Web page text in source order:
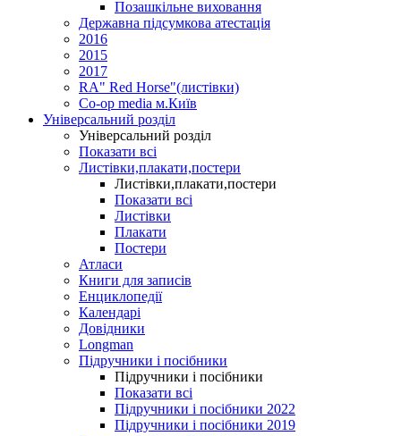
Позашкільне виховання
Державна підсумкова атестація
2016
2015
2017
RA" Red Horse"(листівки)
Co-op media м.Київ
Універсальний розділ
Універсальний розділ
Показати всі
Листівки,плакати,постери
Листівки,плакати,постери
Показати всі
Листівки
Плакати
Постери
Атласи
Книги для записів
Енциклопедії
Календарі
Довідники
Longman
Підручники і посібники
Підручники і посібники
Показати всі
Підручники і посібники 2022
Підручники і посібники 2019